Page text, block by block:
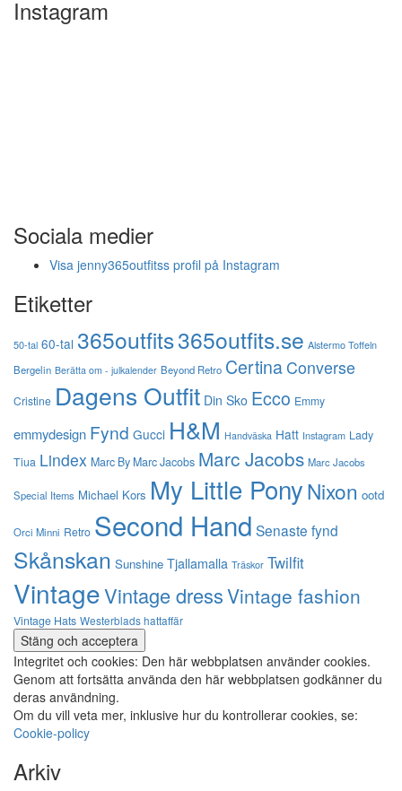
Instagram
Sociala medier
Visa jenny365outfitss profil på Instagram
Etiketter
50-tal 60-tal 365outfits365outfits.se Alstermo Toffeln
Bergelin Berätta om - julkalender Beyond Retro CertinaConverse
Cristine Dagens Outfit Din Sko Ecco Emmy
emmydesign Fynd Gucci H&M Handväska Hatt Instagram Lady
Tiua Lindex Marc By Marc Jacobs Marc Jacobs Marc Jacobs
Special Items Michael Kors My Little PonyNixon ootd
Orci Minni Retro Second Hand Senaste fynd
Skånskan Sunshine Tjallamalla Träskor Twilfit
VintageVintage dressVintage fashion
Vintage Hats Westerblads hattaffär
Integritet och cookies: Den här webbplatsen använder cookies.
Genom att fortsätta använda den här webbplatsen godkänner du
deras användning.
Om du vill veta mer, inklusive hur du kontrollerar cookies, se:
Cookie-policy
Arkiv